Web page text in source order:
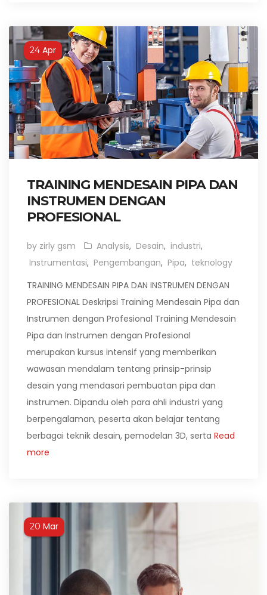
24 Apr
TRAINING MENDESAIN PIPA DAN
INSTRUMEN DENGAN
PROFESIONAL
by zirly gsm Analysis, Desain, industri,
Instrumentasi, Pengembangan, Pipa, teknology
TRAINING MENDESAIN PIPA DAN INSTRUMEN DENGAN
PROFESIONAL Deskripsi Training Mendesain Pipa dan
Instrumen dengan Profesional Training Mendesain
Pipa dan Instrumen dengan Profesional
merupakan kursus intensif yang memberikan
wawasan mendalam tentang prinsip-prinsip
desain yang mendasari pembuatan pipa dan
instrumen. Dipandu oleh para ahli industri yang
berpengalaman, peserta akan belajar tentang
berbagai teknik desain, pemodelan 3D, serta Read
more
20 Mar